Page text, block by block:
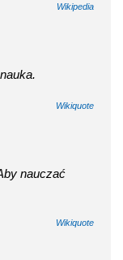
Wikipedia
Wikiquote
nauczać
Wikiquote